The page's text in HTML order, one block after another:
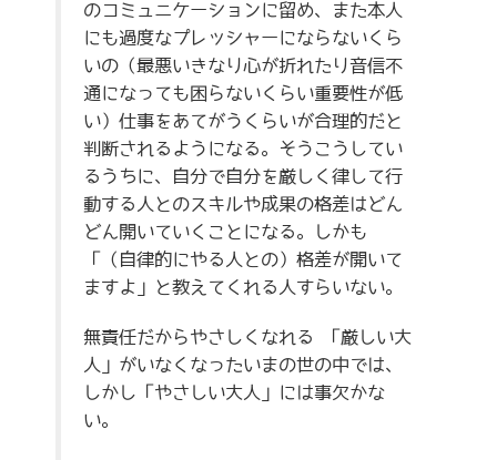
のコミュニケーションに留め、また本人
にも過度なプレッシャーにならないくら
いの（最悪いきなり心が折れたり音信不
通になっても困らないくらい重要性が低
い）仕事をあてがうくらいが合理的だと
判断されるようになる。そうこうしてい
るうちに、自分で自分を厳しく律して行
動する人とのスキルや成果の格差はどん
どん開いていくことになる。しかも
「（自律的にやる人との）格差が開いて
ますよ」と教えてくれる人すらいない。
無責任だからやさしくなれる 「厳しい大
人」がいなくなったいまの世の中では、
しかし「やさしい大人」には事欠かな
い。